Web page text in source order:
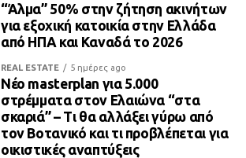
“Άλμα” 50% στην ζήτηση ακινήτων
για εξοχική κατοικία στην Ελλάδα
από ΗΠΑ και Καναδά το 2026
REAL ESTATE 5 ημέρες ago
Νέο masterplan για 5.000
στρέμματα στον Ελαιώνα “στα
σκαριά” – Τι θα αλλάξει γύρω από
τον Βοτανικό και τι προβλέπεται για
οικιστικές αναπτύξεις